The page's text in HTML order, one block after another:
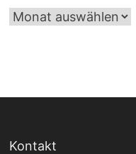
Archiv
Kontakt